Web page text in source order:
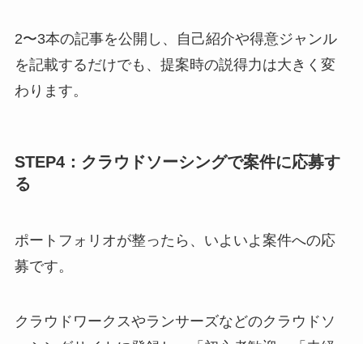
2〜3本の記事を公開し、自己紹介や得意ジャンル
を記載するだけでも、提案時の説得力は大きく変
わります。
STEP4：クラウドソーシングで案件に応募す
る
ポートフォリオが整ったら、いよいよ案件への応
募です。
クラウドワークスやランサーズなどのクラウドソ